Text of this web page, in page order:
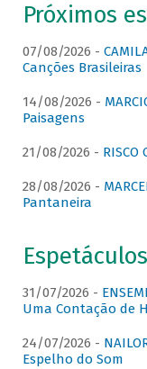
Próximos
07/08/2026 -
Canções Brasileiras
14/08/2026 -
Paisagens
21/08/2026 - RISCO
28/08/2026 -
Pantaneira
31/07/2026 -
Uma Contação de
24/07/2026 -
Espelho do Som